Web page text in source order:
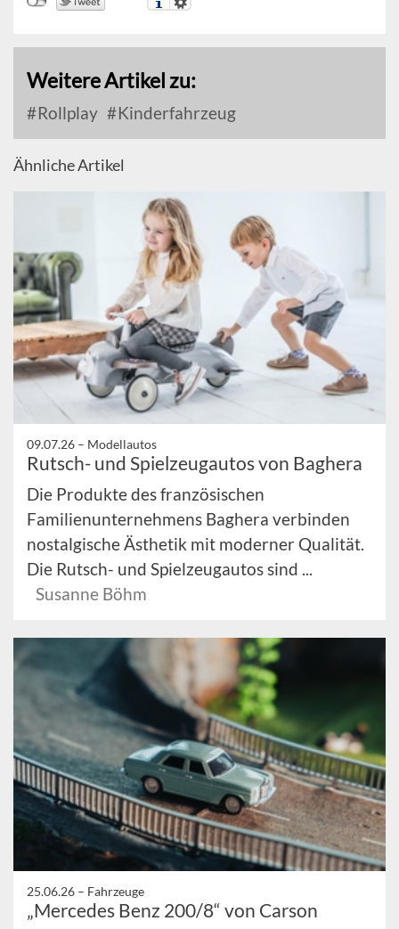
Weitere Artikel zu:
Rollplay Kinderfahrzeug
Ähnliche Artikel
09.07.26 – Modellautos
Rutsch- und Spielzeugautos von Baghera
Die Produkte des französischen
Familienunternehmens Baghera verbinden
nostalgische Ästhetik mit moderner Qualität.
Die Rutsch- und Spielzeugautos sind ...
Susanne Böhm
25.06.26 – Fahrzeuge
„Mercedes Benz 200/8“ von Carson